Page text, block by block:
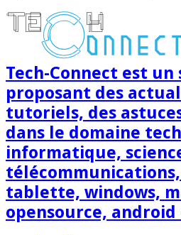
Tech-Connect est un
proposant des
tutoriels, des
dans le domaine
informatique,
tablette, windows,
opensource, android